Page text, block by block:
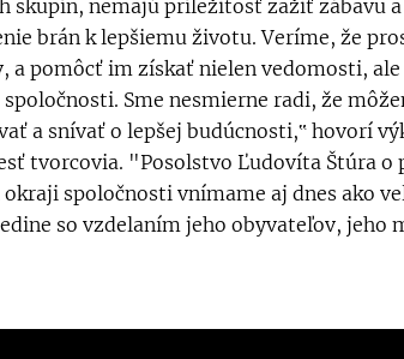
skupín, nemajú príležitosť zažiť zábavu
brán k lepšiemu životu. Veríme, že
a pomôcť im získať nielen vedomosti,
Sme nesmierne radi, že
a snívať o lepšej budúcnosti,‟ hovorí
tvorcovia. "Posolstvo Ľudovíta Štúra o
spoločnosti vnímame aj dnes ako
so vzdelaním jeho obyvateľov, jeho